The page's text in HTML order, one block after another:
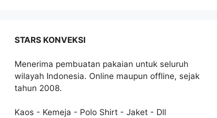
STARS KONVEKSI
Menerima pembuatan pakaian untuk seluruh
wilayah Indonesia. Online maupun offline, sejak
tahun 2008.
Kaos - Kemeja - Polo Shirt - Jaket - Dll